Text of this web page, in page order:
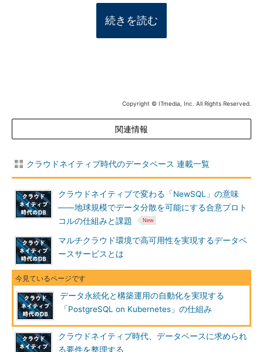
続きを読む
Copyright © ITmedia, Inc. All Rights Reserved.
関連情報
クラウドネイティブ時代のデータベース 連載一覧
クラウドネイティブで変わる「NewSQL」の意味
――地球規模でデータ分散を可能にする合意プロト
コルの仕組みと課題
マルチクラウド環境で高可用性を実現するデータベ
ースサービスとは
データ永続化と構築運用の自動化を実現する
「PostgreSQL on Kubernetes」の仕組み
クラウドネイティブ時代、データベースに求められ
る要件を整理する